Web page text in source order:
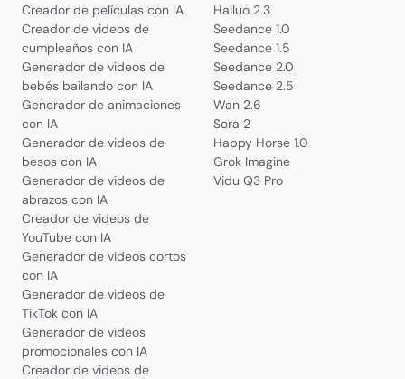
Creador de películas con IA
Creador de videos de
cumpleaños con IA
Generador de videos de
bebés bailando con IA
Generador de animaciones
con IA
Generador de videos de
besos con IA
Generador de videos de
abrazos con IA
Creador de videos de
YouTube con IA
Generador de videos cortos
con IA
Generador de videos de
TikTok con IA
Generador de videos
promocionales con IA
Creador de videos de
Hailuo 2.3
Seedance 1.0
Seedance 1.5
Seedance 2.0
Seedance 2.5
Wan 2.6
Sora 2
Happy Horse 1.0
Grok Imagine
Vidu Q3 Pro